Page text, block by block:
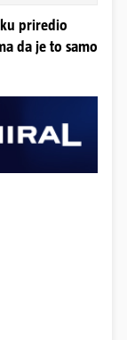
priredio
da je to samo